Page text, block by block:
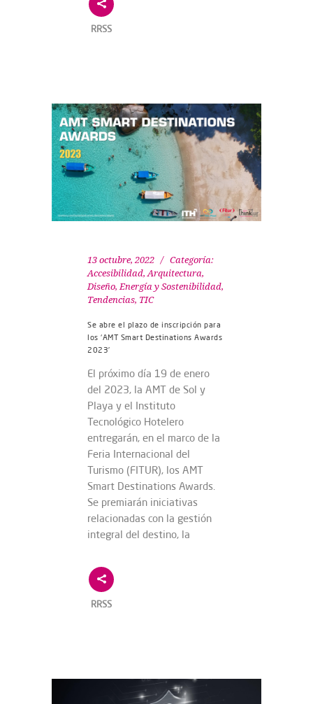
RRSS
13 octubre, 2022
Categoría:
Accesibilidad,Arquitectura,
Diseño,Energía y Sostenibilidad,
Tendencias, TIC
Se abre el plazo de inscripción para
los ‘AMT Smart Destinations Awards
2023’
El próximo día 19 de enero
del 2023, la AMT de Sol y
Playa y el Instituto
Tecnológico Hotelero
entregarán, en el marco de la
Feria Internacional del
Turismo (FITUR), los AMT
Smart Destinations Awards.
Se premiarán iniciativas
relacionadas con la gestión
integral del destino, la
RRSS